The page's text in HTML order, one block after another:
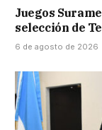
Juegos
selección de
6 de agosto de 2026